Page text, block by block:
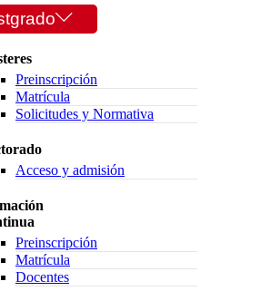
Preinscripción
Matrícula
Solicitudes y Normativa
Acceso y admisión
Preinscripción
Matrícula
Docentes